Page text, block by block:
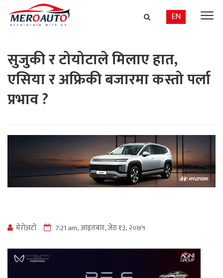
EN
सुजुकी र टोयोटाले मिलाए हात,
एसिया र अफ्रिकी बजारमा कस्तो पर्ला
प्रभाव ?
मेराेअटाे 7:21 am, आइतबार, जेठ १३, २०७५